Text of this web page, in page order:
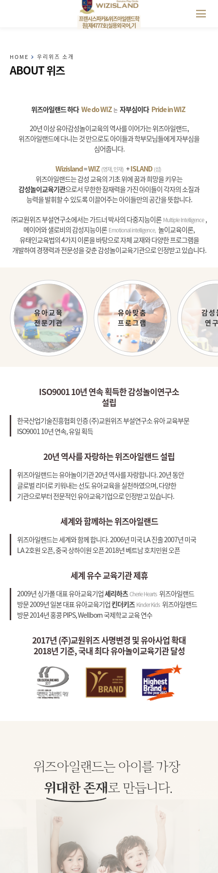
프랜시스파커&위즈아일랜드학
원[제4777호(실용외국어,기
HOME 우리위즈 소개
ABOUT 위즈
위즈아일랜드 하다 We do WIZ 는 자부심이다 Pride in WIZ
20년 이상 유아감성놀이교육의 역사를 이어가는 위즈아일랜드,
위즈아일랜드에 다니는 것 만으로도 아이들과 학부모님들에게 자부심을
심어줍니다.
Wizisland=WIZ (영재, 인재) +ISLAND (섬)
위즈아일랜드는 감성 교육의 기초 위에 꿈과 희망을 키우는
감성놀이교육기관으로서무한한 잠재력을 가진 아이들이 각자의 소질과
능력을 발휘할 수 있도록 이끌어주는 아이들만의 공간을 뜻합니다.
㈜교원위즈 부설연구소에서는 가드너 박사의 다중지능이론 Multiple Intelligence ,
메이어와 샐로비의 감성지능이론 Emotional intelligence, 놀이교육이론,
유태인교육법의 4가지 이론을 바탕으로 자체 교재와 다양한 프로그램을
개발하여 경쟁력과 전문성을 갖춘 감성놀이교육기관으로 인정받고 있습니다.
유아교육
전문기관
유아맞춤
프로그램
감성
연
ISO9001 10년 연속 획득한 감성놀이연구소
설립
한국산업기술진흥협회 인증 (주)교원위즈 부설연구소 유아 교육부문
ISO900110년 연속, 유일 획득
20년 역사를 자랑하는 위즈아일랜드 설립
위즈아일랜드는 유아놀이기관 20년 역사를 자랑합니다.20년 동안
글로벌 리더로 키워내는 선도 유아교육을 실천하였으며,다양한
기관으로부터 전문적인 유아교육기업으로 인정받고 있습니다.
세계와 함께하는 위즈아일랜드
위즈아일랜드는 세계와 함께 합니다.2006년 미국 LA 진출2007년 미국
LA 2호원 오픈, 중국 상하이원 오픈2018년 베트남 호치민원 오픈
세계 유수 교육기관 제휴
2009년 싱가폴 대표 유아교육기업셰리하츠Cherie Hearts 위즈아일랜드
방문2009년 일본 대표 유아교육기업 킨더키즈 Kinder Kids 위즈아일랜드
방문2014년 홍콩 PIPS, Wellborn 국제학교 교육 연수
2017년 (주)교원위즈 사명변경 및 유아사업 확대
2018년 기준, 국내 최다 유아놀이교육기관 달성